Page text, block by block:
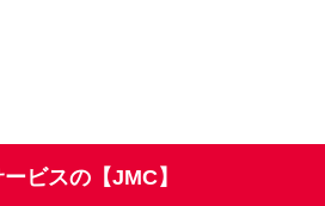
ビスの【JMC】